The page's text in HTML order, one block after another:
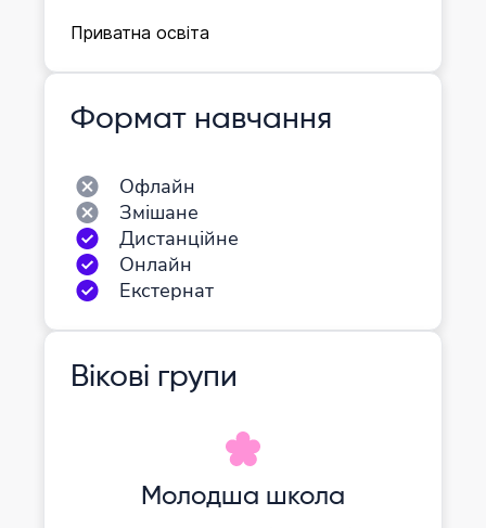
Приватна освіта
Формат навчання
Офлайн
Змішане
Дистанційне
Онлайн
Екстернат
Вікові групи
Молодша школа